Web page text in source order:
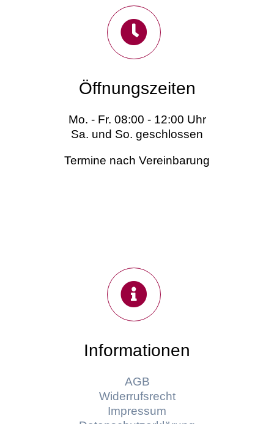
Öffnungszeiten
Mo. - Fr. 08:00 - 12:00 Uhr
Sa. und So. geschlossen
Termine nach Vereinbarung
Informationen
AGB
Widerrufsrecht
Impressum